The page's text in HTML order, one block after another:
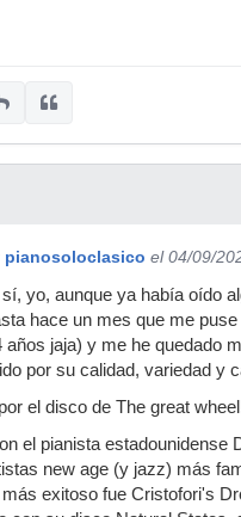
pianosoloclasico el 04/09/
sí, yo, aunque ya había oído
hace un mes que me
años jaja) y me he quedado
por su calidad, variedad y
el disco de The great
el pianista estadounidense
new age (y jazz) más
exitoso fue Cristofori's